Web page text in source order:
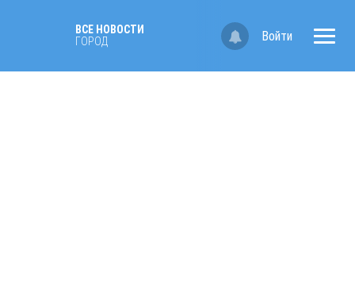
ВСЕ НОВОСТИ
ГОРОД
Войти